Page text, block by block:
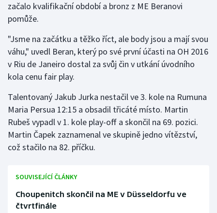
začalo kvalifikační období a bronz z ME Beranovi
pomůže.
"Jsme na začátku a těžko říct, ale body jsou a mají svou
váhu," uvedl Beran, který po své první účasti na OH 2016
v Riu de Janeiro dostal za svůj čin v utkání úvodního
kola cenu fair play.
Talentovaný Jakub Jurka nestačil ve 3. kole na Rumuna
Maria Persua 12:15 a obsadil třicáté místo. Martin
Rubeš vypadl v 1. kole play-off a skončil na 69. pozici.
Martin Čapek zaznamenal ve skupině jedno vítězství,
což stačilo na 82. příčku.
SOUVISEJÍCÍ ČLÁNKY
Choupenitch skončil na ME v Düsseldorfu ve
čtvrtfinále